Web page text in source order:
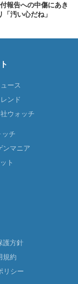
報告への中傷にあき
汚い心だね」
ース
ンド
ウォッチ
ッチ
ンマニア
ト
護方針
規約
リシー